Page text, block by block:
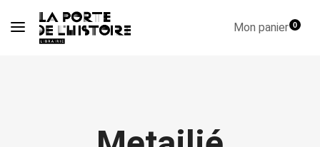
Mon panier0